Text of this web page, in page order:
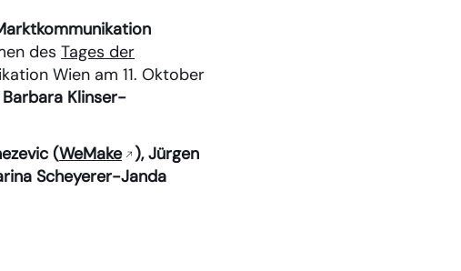
des Tages der
Wien am 11. Oktober
Klinser-
(WeMake ), Jürgen
Scheyerer-Janda